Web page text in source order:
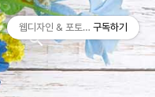
search
웹디자인 & 포토샵 구독하기